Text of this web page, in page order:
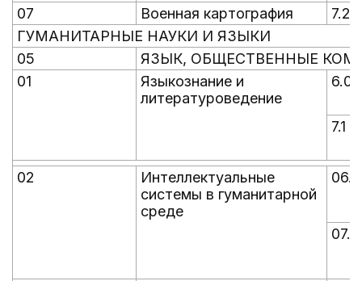
07 Военная картография
7.2
ГУМАНИТАРНЫЕ НАУКИ И ЯЗЫКИ
05
ЯЗЫК, ОБЩЕСТВЕННЫЕ
01
Языкознание и
литературоведение
6.0
7.1
02
Интеллектуальные
системы в гуманитарной
среде
06.0
07.1